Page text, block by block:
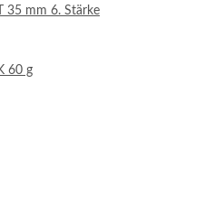
35 mm 6. Stärke